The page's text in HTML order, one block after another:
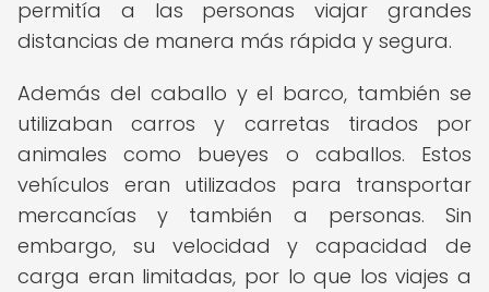
permitía a las personas viajar grandes
distancias de manera más rápida y segura.
Además del caballo y el barco, también se
utilizaban carros y carretas tirados por
animales como bueyes o caballos. Estos
vehículos eran utilizados para transportar
mercancías y también a personas. Sin
embargo, su velocidad y capacidad de
carga eran limitadas, por lo que los viajes a